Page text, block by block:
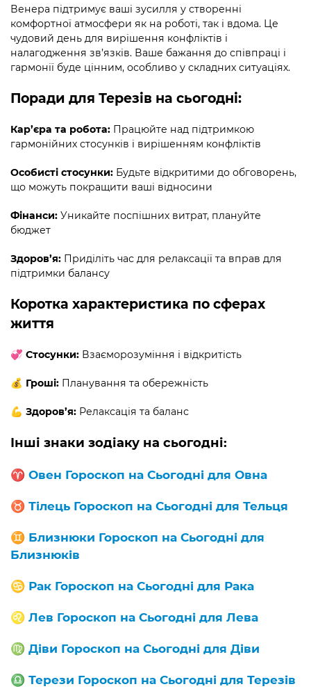
Венера підтримує ваші зусилля у створенні
комфортної атмосфери як на роботі, так і вдома. Це
чудовий день для вирішення конфліктів і
налагодження зв’язків. Ваше бажання до співпраці і
гармонії буде цінним, особливо у складних ситуаціях.
Поради для Терезів на сьогодні:
Кар’єра та робота: Працюйте над підтримкою
гармонійних стосунків і вирішенням конфліктів
Особисті стосунки: Будьте відкритими до обговорень,
що можуть покращити ваші відносини
Фінанси: Уникайте поспішних витрат, плануйте
бюджет
Здоров’я: Приділіть час для релаксації та вправ для
підтримки балансу
Коротка характеристика по сферах
життя
💞 Стосунки: Взаєморозуміння і відкритість
💰 Гроші: Планування та обережність
💪 Здоров’я: Релаксація та баланс
Інші знаки зодіаку на сьогодні:
♈️ Овен Гороскоп на Сьогодні для Овна
♉️ Тілець Гороскоп на Сьогодні для Тельця
♊️ Близнюки Гороскоп на Сьогодні для
Близнюків
♋️ Рак Гороскоп на Сьогодні для Рака
♌️ Лев Гороскоп на Сьогодні для Лева
♍️ Діви Гороскоп на Сьогодні для Діви
♎️ Терези Гороскоп на Сьогодні для Терезів